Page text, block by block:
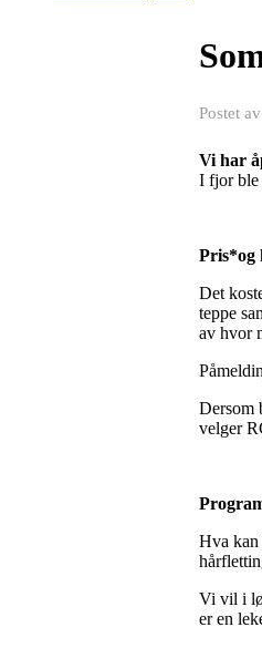
Postet av
Vi har
I fjor ble
Pris*og
Det
teppe
av hvor
Dersom
velger
Hva kan
Vi vil i
er en